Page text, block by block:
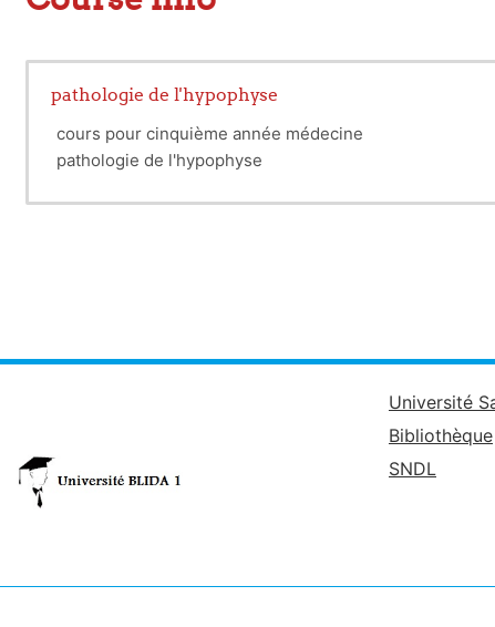
pathologie de l'hypophyse
cours pour cinquième année médecine
pathologie de l'hypophyse
Université
Bibliothèque
SNDL